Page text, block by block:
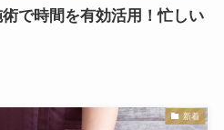
で時間を有効活用！忙しい
新着